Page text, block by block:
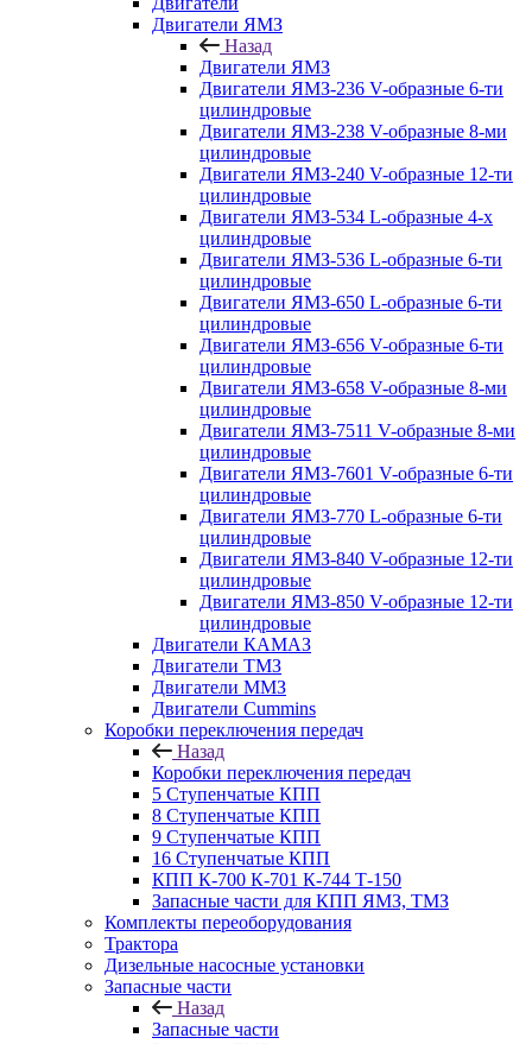
Двигатели ЯМЗ
Назад
Двигатели ЯМЗ
Двигатели ЯМЗ-236 V-образные 6-ти
цилиндровые
Двигатели ЯМЗ-238 V-образные 8-ми
цилиндровые
Двигатели ЯМЗ-240 V-образные 12-ти
цилиндровые
Двигатели ЯМЗ-534 L-образные 4-х
цилиндровые
Двигатели ЯМЗ-536 L-образные 6-ти
цилиндровые
Двигатели ЯМЗ-650 L-образные 6-ти
цилиндровые
Двигатели ЯМЗ-656 V-образные 6-ти
цилиндровые
Двигатели ЯМЗ-658 V-образные 8-ми
цилиндровые
Двигатели ЯМЗ-7511 V-образные 8-ми
цилиндровые
Двигатели ЯМЗ-7601 V-образные 6-ти
цилиндровые
Двигатели ЯМЗ-770 L-образные 6-ти
цилиндровые
Двигатели ЯМЗ-840 V-образные 12-ти
цилиндровые
Двигатели ЯМЗ-850 V-образные 12-ти
цилиндровые
Двигатели КАМАЗ
Двигатели ТМЗ
Двигатели ММЗ
Двигатели Cummins
Коробки переключения передач
Назад
Коробки переключения передач
5 Ступенчатые КПП
8 Ступенчатые КПП
9 Ступенчатые КПП
16 Ступенчатые КПП
КПП К-700 К-701 К-744 Т-150
Запасные части для КПП ЯМЗ, ТМЗ
Комплекты переоборудования
Трактора
Дизельные насосные установки
Запасные части
Назад
Запасные части